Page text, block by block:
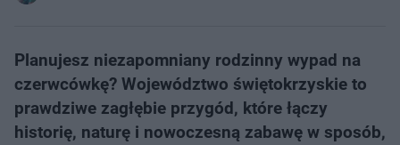
Planujesz niezapomniany rodzinny wypad na
czerwcówkę? Województwo świętokrzyskie to
prawdziwe zagłębie przygód, które łączy
historię, naturę i nowoczesną zabawę w sposób,